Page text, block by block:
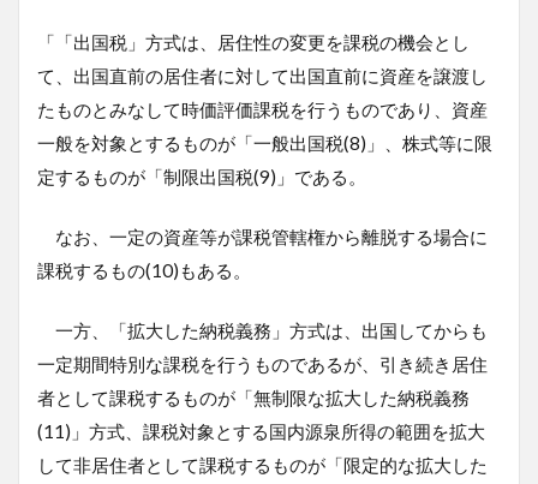
「「出国税」方式は、居住性の変更を課税の機会とし
て、出国直前の居住者に対して出国直前に資産を譲渡し
たものとみなして時価評価課税を行うものであり、資産
一般を対象とするものが「一般出国税(8)」、株式等に限
定するものが「制限出国税(9)」である。
なお、一定の資産等が課税管轄権から離脱する場合に
課税するもの(10)もある。
一方、「拡大した納税義務」方式は、出国してからも
一定期間特別な課税を行うものであるが、引き続き居住
者として課税するものが「無制限な拡大した納税義務
(11)」方式、課税対象とする国内源泉所得の範囲を拡大
して非居住者として課税するものが「限定的な拡大した